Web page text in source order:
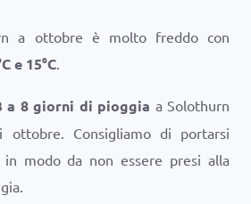
a ottobre è molto freddo con
Ce 15°C.
a 8 giorni di pioggia a Solothurn
Consigliamo di portarsi
modo da non essere presi alla